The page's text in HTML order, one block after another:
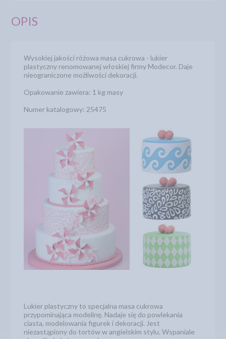
OPIS
Wysokiej jakości różowa masa cukrowa - lukier
plastyczny renomowanej włoskiej firmy Modecor. Daje
nieograniczone możliwości dekoracji.
Opakowanie zawiera: 1 kg masy
Numer katalogowy: 25475
Lukier plastyczny to specjalna masa cukrowa
przypominająca modelinę. Nadaje się do powlekania
ciasta, modelowania figurek i dekoracji. Jest
niezastąpiony do tortów w angielskim stylu. Wspaniale